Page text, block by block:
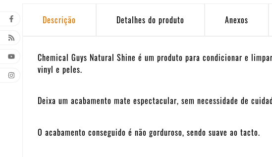
Descrição Detalhes do produto Anexos
Chemical Guys Natural Shine é um produto para condicionar e
vinyl e peles.
Deixa um acabamento mate espectacular, sem necessidade de
O acabamento conseguido é não gorduroso, sendo suave ao tacto.